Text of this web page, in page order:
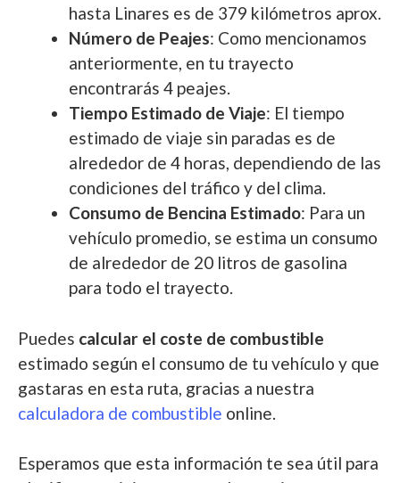
hasta Linares es de 379 kilómetros aprox.
Número de Peajes: Como mencionamos
anteriormente, en tu trayecto
encontrarás 4 peajes.
Tiempo Estimado de Viaje: El tiempo
estimado de viaje sin paradas es de
alrededor de 4 horas, dependiendo de las
condiciones del tráfico y del clima.
Consumo de Bencina Estimado: Para un
vehículo promedio, se estima un consumo
de alrededor de 20 litros de gasolina
para todo el trayecto.
Puedes calcular el coste de combustible
estimado según el consumo de tu vehículo y que
gastaras en esta ruta, gracias a nuestra
calculadora de combustible online.
Esperamos que esta información te sea útil para